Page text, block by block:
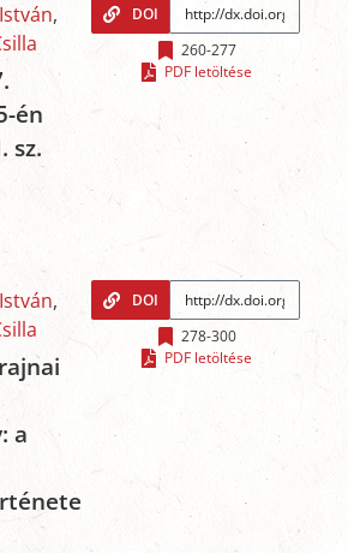
,
én
sz.
DOI
260-277
PDF letöltése
,
a
DOI
278-300
PDF letöltése